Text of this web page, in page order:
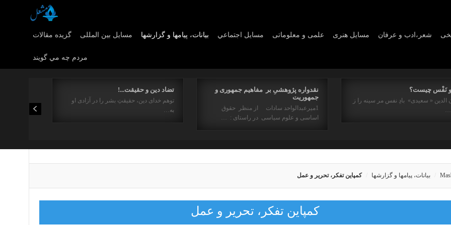
گزیده مقالات مسایل بین المللی بیانات، پیامها و گزارشها مسايل اجتماعي علمی و معلوماتی مسايل هنری شعر،ادب و عرفان
مردم چه مي گويند
تضاد دین و حقیقت...!
توهم خدای دین، حقیقتِ بشر را در آزادی او
به…
نقدواره پژوهشیِ بر مفاهیم جمهوری و
جمهوریت
1میرعبدالواحد سادات از منظر حقوق
اساسی و علوم سیاسی در راستای : …
و نَفْس چیست؟
الدین « سعیدی» بادِ نفس مر سینه را ز
بیانات، پیامها و گزارشها کمپاین تفکر، تحریر و عمل
کمپاین تفکر، تحریر و عمل